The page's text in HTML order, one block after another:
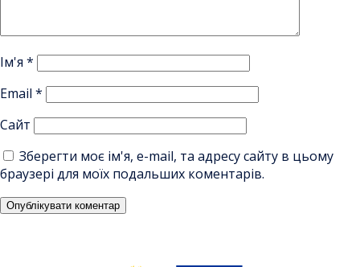
Ім'я *
Email *
Сайт
Зберегти моє ім'я, e-mail, та адресу сайту в цьому
браузері для моїх подальших коментарів.